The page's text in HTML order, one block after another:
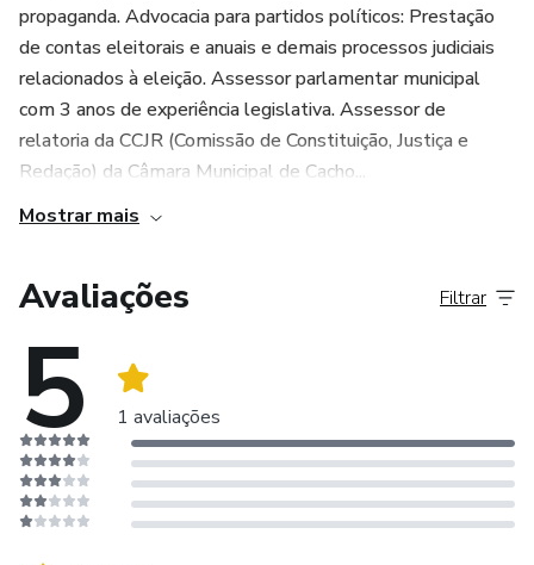
propaganda. Advocacia para partidos políticos: Prestação
de contas eleitorais e anuais e demais processos judiciais
relacionados à eleição. Assessor parlamentar municipal
com 3 anos de experiência legislativa. Assessor de
relatoria da CCJR (Comissão de Constituição, Justiça e
Redação) da Câmara Municipal de Cacho...
Mostrar mais
Avaliações
5 1 avaliações
Filtrar